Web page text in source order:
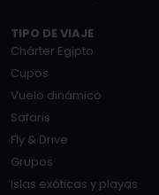
TIPO DE VIAJE
Chárter Egipto
Cupos
Vuelo dinámico
Safaris
Fly & Drive
Grupos
Islas exóticas y playas